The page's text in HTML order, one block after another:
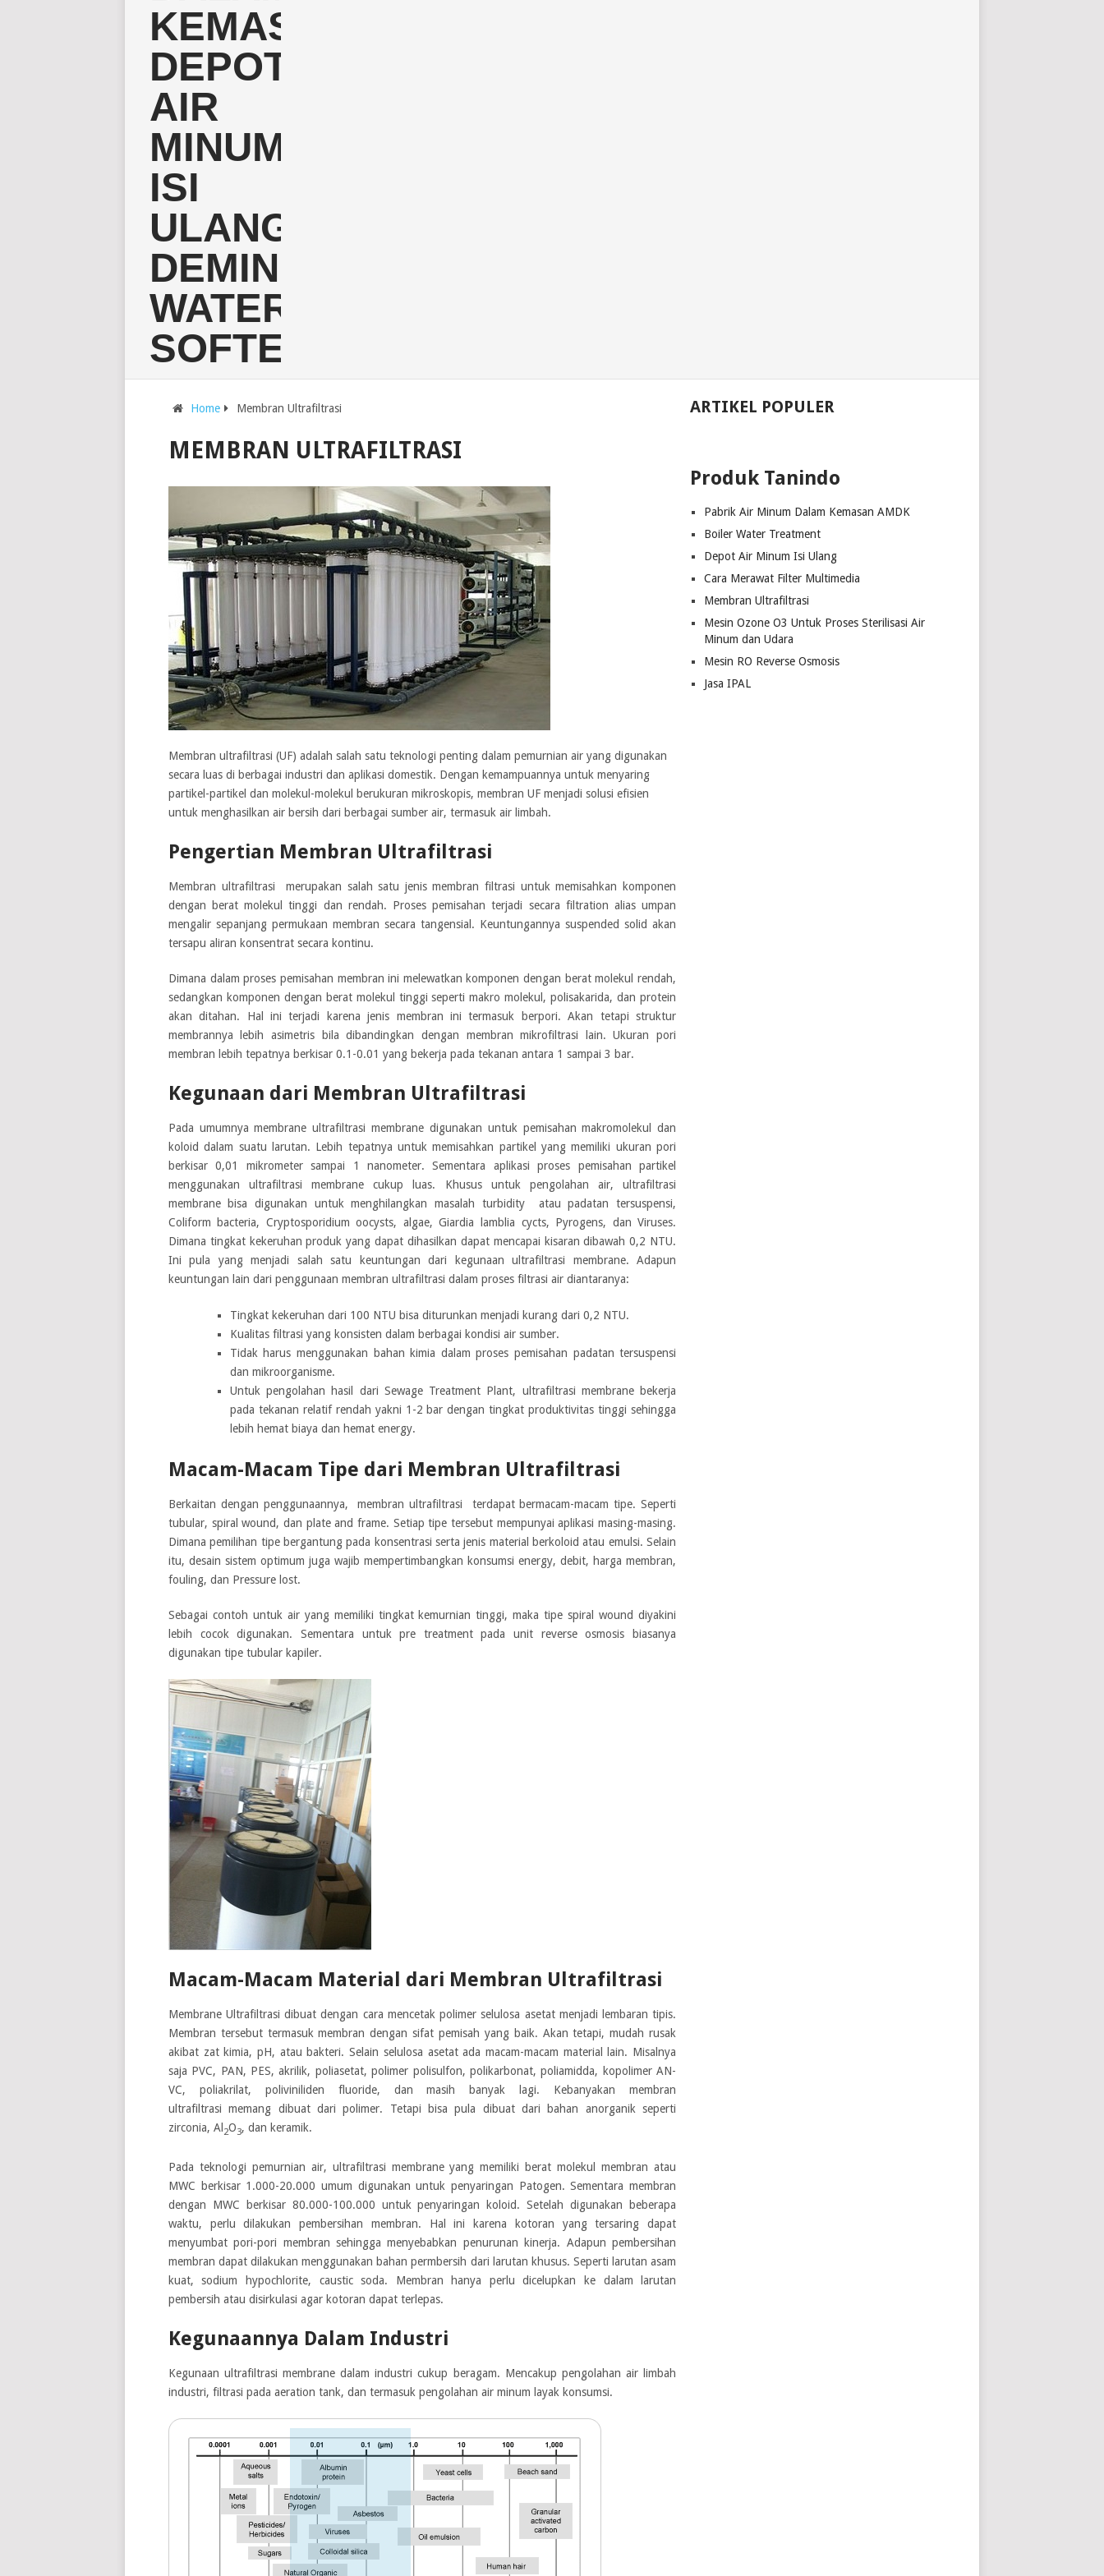
Home Membran Ultrafiltrasi
MEMBRAN ULTRAFILTRASI
Membran ultrafiltrasi (UF) adalah salah satu teknologi penting dalam pemurnian air yang digunakan
secara luas di berbagai industri dan aplikasi domestik. Dengan kemampuannya untuk menyaring
partikel-partikel dan molekul-molekul berukuran mikroskopis, membran UF menjadi solusi efisien
untuk menghasilkan air bersih dari berbagai sumber air, termasuk air limbah.
Pengertian Membran Ultrafiltrasi
Membran ultrafiltrasi merupakan salah satu jenis membran filtrasi untuk memisahkan komponen
dengan berat molekul tinggi dan rendah. Proses pemisahan terjadi secara filtration alias umpan
mengalir sepanjang permukaan membran secara tangensial. Keuntungannya suspended solid akan
tersapu aliran konsentrat secara kontinu.
Dimana dalam proses pemisahan membran ini melewatkan komponen dengan berat molekul rendah,
sedangkan komponen dengan berat molekul tinggi seperti makro molekul, polisakarida, dan protein
akan ditahan. Hal ini terjadi karena jenis membran ini termasuk berpori. Akan tetapi struktur
membrannya lebih asimetris bila dibandingkan dengan membran mikrofiltrasi lain. Ukuran pori
membran lebih tepatnya berkisar 0.1-0.01 yang bekerja pada tekanan antara 1 sampai 3 bar.
Kegunaan dari Membran Ultrafiltrasi
Pada umumnya membrane ultrafiltrasi membrane digunakan untuk pemisahan makromolekul dan
koloid dalam suatu larutan. Lebih tepatnya untuk memisahkan partikel yang memiliki ukuran pori
berkisar 0,01 mikrometer sampai 1 nanometer. Sementara aplikasi proses pemisahan partikel
menggunakan ultrafiltrasi membrane cukup luas. Khusus untuk pengolahan air, ultrafiltrasi
membrane bisa digunakan untuk menghilangkan masalah turbidity atau padatan tersuspensi,
Coliform bacteria, Cryptosporidium oocysts, algae, Giardia lamblia cycts, Pyrogens, dan Viruses.
Dimana tingkat kekeruhan produk yang dapat dihasilkan dapat mencapai kisaran dibawah 0,2 NTU.
Ini pula yang menjadi salah satu keuntungan dari kegunaan ultrafiltrasi membrane. Adapun
keuntungan lain dari penggunaan membran ultrafiltrasi dalam proses filtrasi air diantaranya:
Tingkat kekeruhan dari 100 NTU bisa diturunkan menjadi kurang dari 0,2 NTU.
Kualitas filtrasi yang konsisten dalam berbagai kondisi air sumber.
Tidak harus menggunakan bahan kimia dalam proses pemisahan padatan tersuspensi
dan mikroorganisme.
Untuk pengolahan hasil dari Sewage Treatment Plant, ultrafiltrasi membrane bekerja
pada tekanan relatif rendah yakni 1-2 bar dengan tingkat produktivitas tinggi sehingga
lebih hemat biaya dan hemat energy.
Macam-Macam Tipe dari Membran Ultrafiltrasi
Berkaitan dengan penggunaannya, membran ultrafiltrasi terdapat bermacam-macam tipe. Seperti
tubular, spiral wound, dan plate and frame. Setiap tipe tersebut mempunyai aplikasi masing-masing.
Dimana pemilihan tipe bergantung pada konsentrasi serta jenis material berkoloid atau emulsi. Selain
itu, desain sistem optimum juga wajib mempertimbangkan konsumsi energy, debit, harga membran,
fouling, dan Pressure lost.
Sebagai contoh untuk air yang memiliki tingkat kemurnian tinggi, maka tipe spiral wound diyakini
lebih cocok digunakan. Sementara untuk pre treatment pada unit reverse osmosis biasanya
digunakan tipe tubular kapiler.
Macam-Macam Material dari Membran Ultrafiltrasi
Membrane Ultrafiltrasi dibuat dengan cara mencetak polimer selulosa asetat menjadi lembaran tipis.
Membran tersebut termasuk membran dengan sifat pemisah yang baik. Akan tetapi, mudah rusak
akibat zat kimia, pH, atau bakteri. Selain selulosa asetat ada macam-macam material lain. Misalnya
saja PVC, PAN, PES, akrilik, poliasetat, polimer polisulfon, polikarbonat, poliamidda, kopolimer AN-
VC, poliakrilat, poliviniliden fluoride, dan masih banyak lagi. Kebanyakan membran
ultrafiltrasi memang dibuat dari polimer. Tetapi bisa pula dibuat dari bahan anorganik seperti
zirconia, Al 2O3, dan keramik.
Pada teknologi pemurnian air, ultrafiltrasi membrane yang memiliki berat molekul membran atau
MWC berkisar 1.000-20.000 umum digunakan untuk penyaringan Patogen. Sementara membran
dengan MWC berkisar 80.000-100.000 untuk penyaringan koloid. Setelah digunakan beberapa
waktu, perlu dilakukan pembersihan membran. Hal ini karena kotoran yang tersaring dapat
menyumbat pori-pori membran sehingga menyebabkan penurunan kinerja. Adapun pembersihan
membran dapat dilakukan menggunakan bahan permbersih dari larutan khusus. Seperti larutan asam
kuat, sodium hypochlorite, caustic soda. Membran hanya perlu dicelupkan ke dalam larutan
pembersih atau disirkulasi agar kotoran dapat terlepas.
Kegunaannya Dalam Industri
Kegunaan ultrafiltrasi membrane dalam industri cukup beragam. Mencakup pengolahan air limbah
industri, filtrasi pada aeration tank, dan termasuk pengolahan air minum layak konsumsi.
ARTIKEL POPULER
Produk Tanindo
Pabrik Air Minum Dalam Kemasan AMDK
Boiler Water Treatment
Depot Air Minum Isi Ulang
Cara Merawat Filter Multimedia
Membran Ultrafiltrasi
Mesin Ozone O3 Untuk Proses Sterilisasi Air
Minum dan Udara
Mesin RO Reverse Osmosis
Jasa IPAL